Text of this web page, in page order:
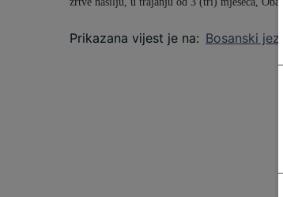
Prikazana vijest je na: Bosanski